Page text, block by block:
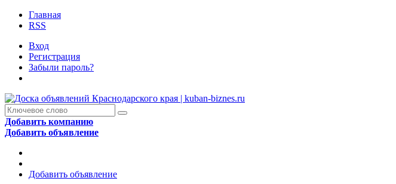
Главная
RSS
Вход
Регистрация
Забыли пароль?
Добавить компанию
Добавить объявление
Добавить объявление